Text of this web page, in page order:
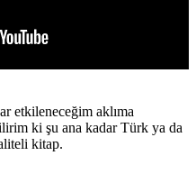
etkileneceğim aklıma
ki şu ana kadar Türk ya da
kitap.